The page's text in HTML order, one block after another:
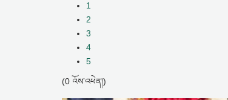
1
2
3
4
5
(0 འོས་འཕེན།)